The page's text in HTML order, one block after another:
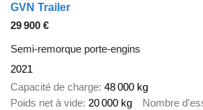
GVN Trailer
29 900 €
Semi-remorque porte-engins
2021
Capacité de charge 48 000 kg
Poids net à vide 20 000 kg Nombre